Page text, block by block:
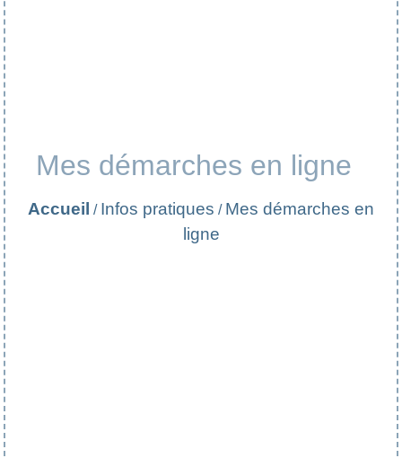
Mes démarches en ligne
Accueil / Infos pratiques / Mes démarches en
ligne